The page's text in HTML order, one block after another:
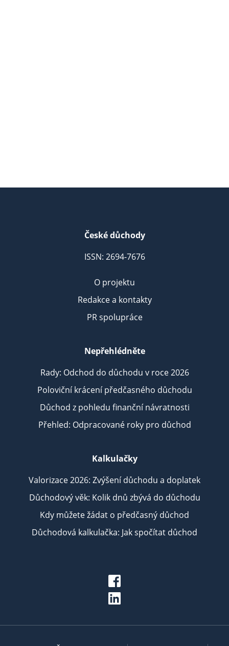
České důchody
ISSN: 2694-7676
O projektu
Redakce a kontakty
PR spolupráce
Nepřehlédněte
Rady: Odchod do důchodu v roce 2026
Poloviční krácení předčasného důchodu
Důchod z pohledu finanční návratnosti
Přehled: Odpracované roky pro důchod
Kalkulačky
Valorizace 2026: Zvýšení důchodu a doplatek
Důchodový věk: Kolik dnů zbývá do důchodu
Kdy můžete žádat o předčasný důchod
Důchodová kalkulačka: Jak spočítat důchod